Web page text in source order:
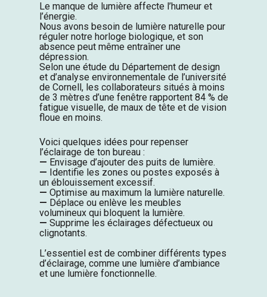
Le manque de lumière affecte l’humeur et
l’énergie.
Nous avons besoin de lumière naturelle pour
réguler notre horloge biologique, et son
absence peut même entraîner une
dépression.
Selon une étude du Département de design
et d’analyse environnementale de l’université
de Cornell, les collaborateurs situés à moins
de 3 mètres d’une fenêtre rapportent 84 % de
fatigue visuelle, de maux de tête et de vision
floue en moins.
Voici quelques idées pour repenser
l’éclairage de ton bureau :
— Envisage d’ajouter des puits de lumière.
— Identifie les zones ou postes exposés à
un éblouissement excessif.
— Optimise au maximum la lumière naturelle.
— Déplace ou enlève les meubles
volumineux qui bloquent la lumière.
— Supprime les éclairages défectueux ou
clignotants.
L’essentiel est de combiner différents types
d’éclairage, comme une lumière d’ambiance
et une lumière fonctionnelle.